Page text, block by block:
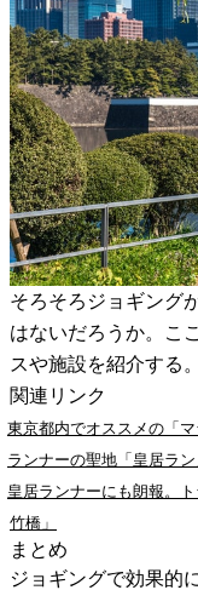
そろそろジョギング
はないだろうか。こ
スや施設を紹介する。
関連リンク
東京都内でオススメの「マ
ランナーの聖地「皇居ラ
皇居ランナーにも朗報。
竹橋」
まとめ
ジョギングで効果的